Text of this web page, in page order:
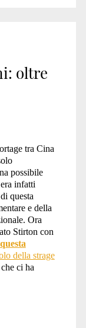
oltre
tra Cina
possibile
infatti
questa
e della
Ora
Stirton con
questa
della strage
ci ha